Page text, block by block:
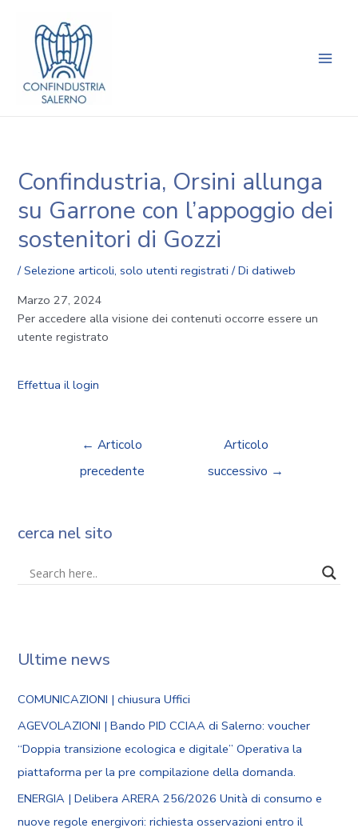
contenuto
Confindustria, Orsini allunga
su Garrone con l’appoggio dei
sostenitori di Gozzi
/Selezione articoli,solo utenti registrati / Didatiweb
Marzo 27, 2024
Per accedere alla visione dei contenuti occorre essere un
utente registrato
Effettua il login
articoli
← Articolo
precedente
Articolo
successivo →
cerca nel sito
Ultime news
COMUNICAZIONI | chiusura Uffici
AGEVOLAZIONI | Bando PID CCIAA di Salerno: voucher
“Doppia transizione ecologica e digitale” Operativa la
piattaforma per la pre compilazione della domanda.
ENERGIA | Delibera ARERA 256/2026 Unità di consumo e
nuove regole energivori: richiesta osservazioni entro il